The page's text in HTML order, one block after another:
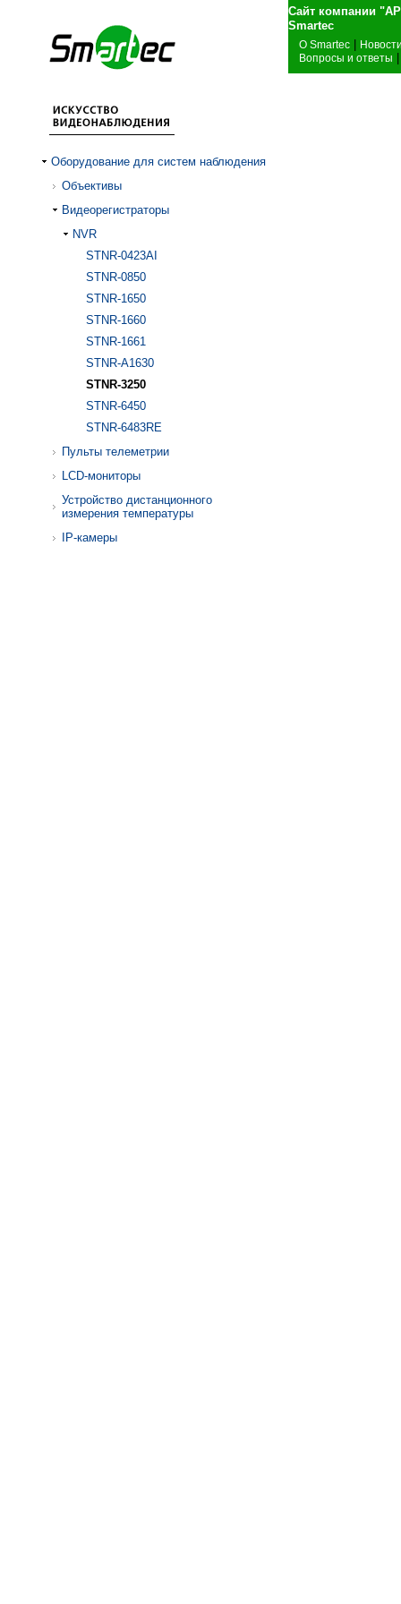
Сайт компании
О Smartec
Вопросы и ответы
Оборудование для систем наблюдения
Объективы
Видеорегистраторы
NVR
STNR-0423AI
STNR-0850
STNR-1650
STNR-1660
STNR-1661
STNR-A1630
STNR-3250
STNR-6450
STNR-6483RE
Пульты телеметрии
LCD-мониторы
Устройство дистанционного
измерения температуры
IP-камеры